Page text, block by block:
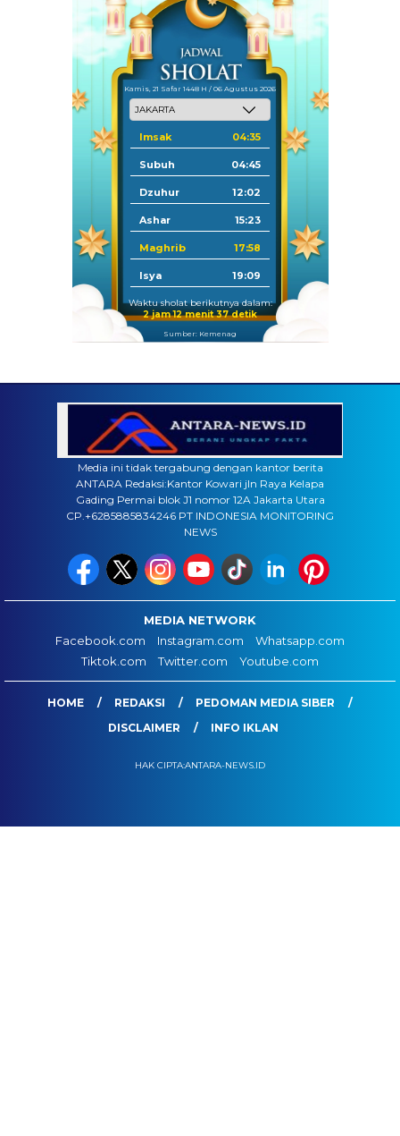
Kamis, 21 Safar 1448 H / 06 Agustus 2026
Imsak 04:35
Subuh 04:45
Dzuhur 12:02
Ashar 15:23
Maghrib 17:58
Isya 19:09
Waktu sholat berikutnya dalam:
2 jam 12 menit 36 detik
Sumber: Kemenag
Media ini tidak tergabung dengan kantor berita
ANTARA Redaksi:Kantor Kowari jln Raya Kelapa
Gading Permai blok J1 nomor 12A Jakarta Utara
CP.+6285885834246 PT INDONESIA MONITORING
NEWS
MEDIA NETWORK
Facebook.com
Instagram.com
Whatsapp.com
Tiktok.com
Twitter.com Youtube.com
HOME REDAKSI
PEDOMAN MEDIA SIBER
DISCLAIMER
INFO IKLAN
HAK CIPTA:ANTARA-NEWS.ID